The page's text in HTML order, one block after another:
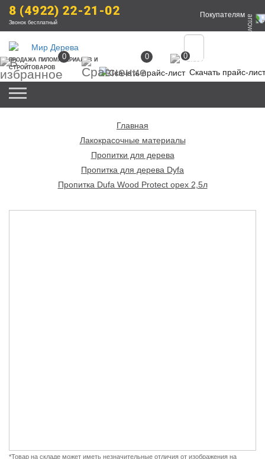
8 (4922) 22-21-02
Звонок бесплатный
Покупателям
ПРОДАЖА ПИЛОМАТЕРИАЛОВ И
СТРОЙТОВАРОВ
Скачать прайс-лист
0 0 0
Главная
Лакокрасочные материалы
Пропитки для дерева
Пропитка для дерева Dyfa
Пропитка Dufa Wood Protect орех 2,5л
*Товар на складе может иметь незначительные отличия от изображения на